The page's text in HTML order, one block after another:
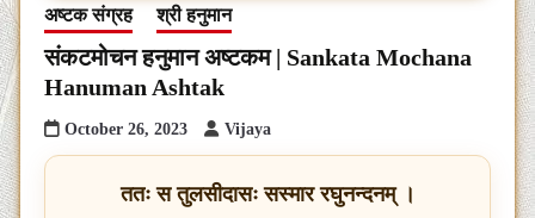
अष्टक संग्रह श्री हनुमान
संकटमोचन हनुमान अष्टकम | Sankata Mochana
Hanuman Ashtak
October 26, 2023 Vijaya
ततः स तुलसीदासः सस्मार रघुनन्दनम् ।